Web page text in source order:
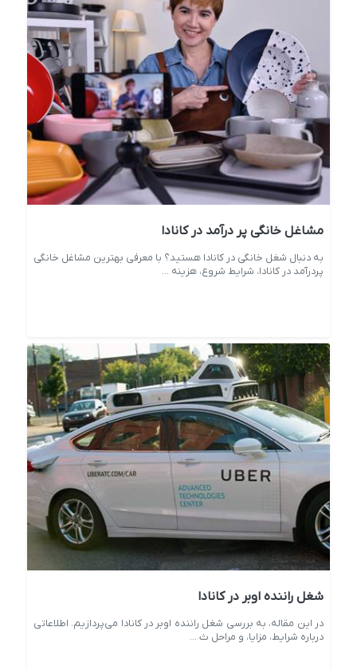
مشاغل خانگی پر درآمد در کانادا
به دنبال شغل خانگی در کانادا هستید؟ با معرفی بهترین مشاغل خانگی
پردرآمد در کانادا، شرایط شروع، هزینه ...
شغل راننده اوبر در کانادا
در این مقاله، به بررسی شغل راننده اوبر در کانادا می‌پردازیم. اطلاعاتی
درباره شرایط، مزایا، و مراحل ث ...